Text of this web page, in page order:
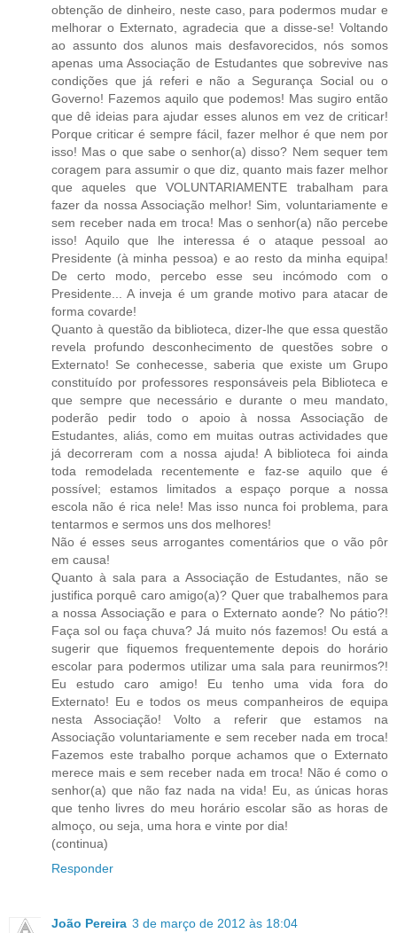
obtenção de dinheiro, neste caso, para podermos mudar e
melhorar o Externato, agradecia que a disse-se! Voltando
ao assunto dos alunos mais desfavorecidos, nós somos
apenas uma Associação de Estudantes que sobrevive nas
condições que já referi e não a Segurança Social ou o
Governo! Fazemos aquilo que podemos! Mas sugiro então
que dê ideias para ajudar esses alunos em vez de criticar!
Porque criticar é sempre fácil, fazer melhor é que nem por
isso! Mas o que sabe o senhor(a) disso? Nem sequer tem
coragem para assumir o que diz, quanto mais fazer melhor
que aqueles que VOLUNTARIAMENTE trabalham para
fazer da nossa Associação melhor! Sim, voluntariamente e
sem receber nada em troca! Mas o senhor(a) não percebe
isso! Aquilo que lhe interessa é o ataque pessoal ao
Presidente (à minha pessoa) e ao resto da minha equipa!
De certo modo, percebo esse seu incómodo com o
Presidente... A inveja é um grande motivo para atacar de
forma covarde!
Quanto à questão da biblioteca, dizer-lhe que essa questão
revela profundo desconhecimento de questões sobre o
Externato! Se conhecesse, saberia que existe um Grupo
constituído por professores responsáveis pela Biblioteca e
que sempre que necessário e durante o meu mandato,
poderão pedir todo o apoio à nossa Associação de
Estudantes, aliás, como em muitas outras actividades que
já decorreram com a nossa ajuda! A biblioteca foi ainda
toda remodelada recentemente e faz-se aquilo que é
possível; estamos limitados a espaço porque a nossa
escola não é rica nele! Mas isso nunca foi problema, para
tentarmos e sermos uns dos melhores!
Não é esses seus arrogantes comentários que o vão pôr
em causa!
Quanto à sala para a Associação de Estudantes, não se
justifica porquê caro amigo(a)? Quer que trabalhemos para
a nossa Associação e para o Externato aonde? No pátio?!
Faça sol ou faça chuva? Já muito nós fazemos! Ou está a
sugerir que fiquemos frequentemente depois do horário
escolar para podermos utilizar uma sala para reunirmos?!
Eu estudo caro amigo! Eu tenho uma vida fora do
Externato! Eu e todos os meus companheiros de equipa
nesta Associação! Volto a referir que estamos na
Associação voluntariamente e sem receber nada em troca!
Fazemos este trabalho porque achamos que o Externato
merece mais e sem receber nada em troca! Não é como o
senhor(a) que não faz nada na vida! Eu, as únicas horas
que tenho livres do meu horário escolar são as horas de
almoço, ou seja, uma hora e vinte por dia!
(continua)
Responder
João Pereira 3 de março de 2012 às 18:04